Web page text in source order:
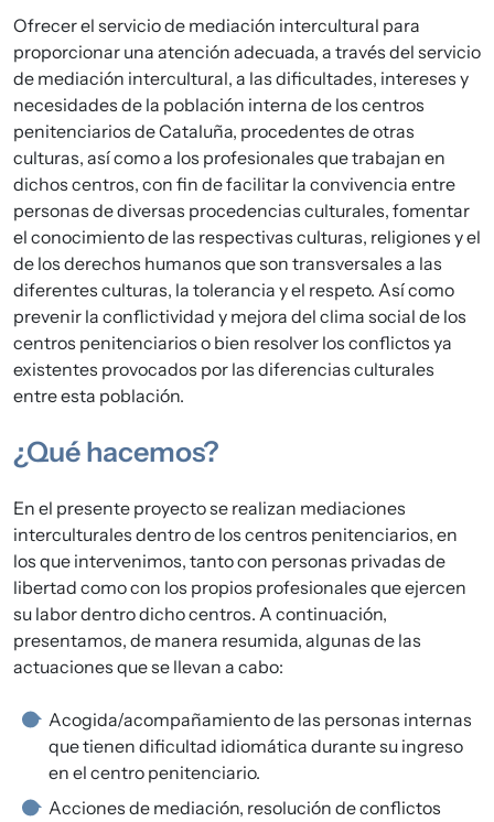
Ofrecer el servicio de mediación intercultural para
proporcionar una atención adecuada, a través del servicio
de mediación intercultural, a las dificultades, intereses y
necesidades de la población interna de los centros
penitenciarios de Cataluña, procedentes de otras
culturas, así como a los profesionales que trabajan en
dichos centros, con fin de facilitar la convivencia entre
personas de diversas procedencias culturales, fomentar
el conocimiento de las respectivas culturas, religiones y el
de los derechos humanos que son transversales a las
diferentes culturas, la tolerancia y el respeto. Así como
prevenir la conflictividad y mejora del clima social de los
centros penitenciarios o bien resolver los conflictos ya
existentes provocados por las diferencias culturales
entre esta población.
¿Qué hacemos?
En el presente proyecto se realizan mediaciones
interculturales dentro de los centros penitenciarios, en
los que intervenimos, tanto con personas privadas de
libertad como con los propios profesionales que ejercen
su labor dentro dicho centros. A continuación,
presentamos, de manera resumida, algunas de las
actuaciones que se llevan a cabo:
Acogida/acompañamiento de las personas internas
que tienen dificultad idiomática durante su ingreso
en el centro penitenciario.
Acciones de mediación, resolución de conflictos